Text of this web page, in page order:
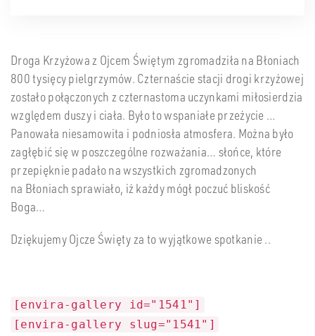
Droga Krzyżowa z Ojcem Świętym zgromadziła na Błoniach
800 tysięcy pielgrzymów. Czternaście stacji drogi krzyżowej
zostało połączonych z czternastoma uczynkami miłosierdzia
względem duszy i ciała. Było to wspaniałe przeżycie …
Panowała niesamowita i podniosła atmosfera. Można było
zagłębić się w poszczególne rozważania… słońce, które
przepięknie padało na wszystkich zgromadzonych
na Błoniach sprawiało, iż każdy mógł poczuć bliskość
Boga…
Dziękujemy Ojcze Święty za to wyjątkowe spotkanie ..
[envira-gallery id="1541"]
[envira-gallery slug="1541"]